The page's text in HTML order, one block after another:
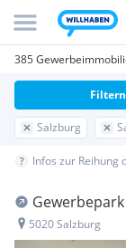
385
Salzburg
Filtern
Infos zur Reihung
5020 Salzburg